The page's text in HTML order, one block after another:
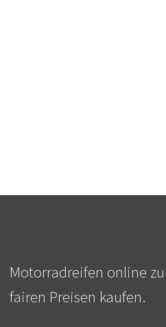
Motorradreifen online zu
fairen Preisen kaufen.